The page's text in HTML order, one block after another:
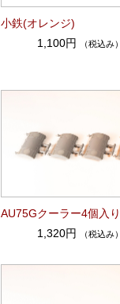
小鉄(オレンジ)
1,100円
（税込み）
AU75Gクーラー4個入り
1,320円
（税込み）